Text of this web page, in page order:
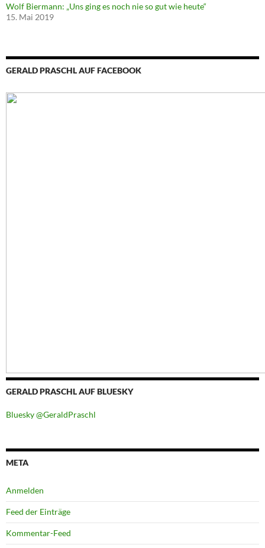
Wolf Biermann: „Uns ging es noch nie so gut wie heute“
15. Mai 2019
GERALD PRASCHL AUF FACEBOOK
GERALD PRASCHL AUF BLUESKY
Bluesky @GeraldPraschl
META
Anmelden
Feed der Einträge
Kommentar-Feed